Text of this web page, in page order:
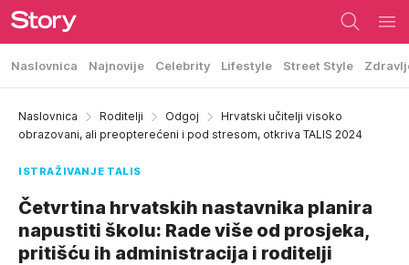
Naslovnica Najnovije Celebrity Lifestyle Street Style
Naslovnica Roditelji Odgoj
Hrvatski učitelji visoko
obrazovani, ali preopterećeni i pod stresom, otkriva TALIS 2024
ISTRAŽIVANJE TALIS
Četvrtina hrvatskih nastavnika planira
napustiti školu: Rade više od prosjeka,
pritišću ih administracija i roditelji